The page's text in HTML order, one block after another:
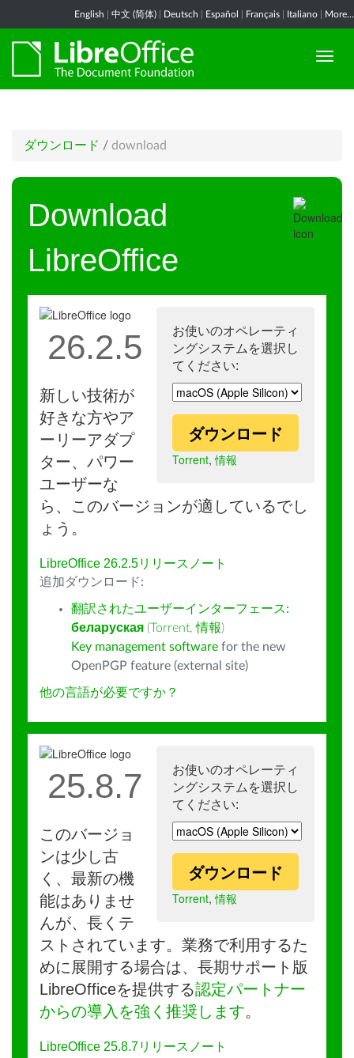
English 中文 (简体) Deutsch Español Français Italiano More...
ダウンロード / download
Download
LibreOffice
お使いのオペレーティ
ングシステムを選択し
てください:
ダウンロード
Torrent,情報
26.2.5
新しい技術が
好きな方やア
ーリーアダプ
ター、パワー
ユーザーな
ら、このバージョンが適しているでし
ょう。
LibreOffice 26.2.5リリースノート
追加ダウンロード:
翻訳されたユーザーインターフェース:
беларуская (Torrent,情報)
Key management software for the new
OpenPGP feature (external site)
他の言語が必要ですか？
お使いのオペレーティ
ングシステムを選択し
てください:
ダウンロード
Torrent,情報
25.8.7
このバージョ
ンは少し古
く、最新の機
能はありませ
んが、長くテ
ストされています。業務で利用するた
めに展開する場合は、長期サポート版
LibreOfficeを提供する認定パートナー
からの導入を強く推奨します。
LibreOffice 25.8.7リリースノート